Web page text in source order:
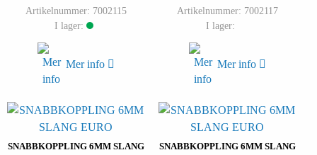
Artikelnummer: 7002115
I lager:
Mer info
Artikelnummer: 7002117
I lager:
Mer info
SNABBKOPPLING 6MM SLANG
SNABBKOPPLING 6MM SLANG